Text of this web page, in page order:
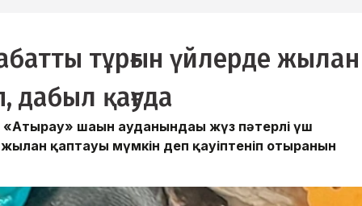
тұрғын үйлерде жылан
дабыл қағуда
шағын ауданындағы жүз пәтерлі үш
қаптауы мүмкін деп қауіптеніп отырғанын